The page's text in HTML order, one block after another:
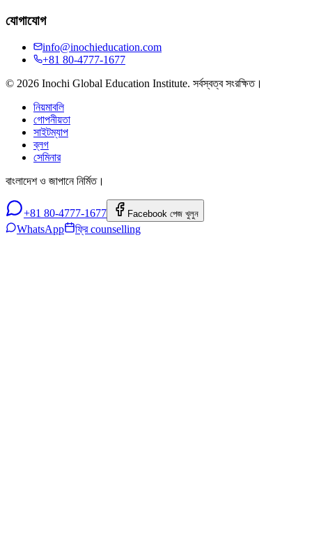
যোগাযোগ
info@inochieducation.com
+81 80-4777-1677
© 2026 Inochi Global Education Institute. সর্বস্বত্ব সংরক্ষিত।
নিয়মাবলি
গোপনীয়তা
সাইটম্যাপ
ব্লগ
সেমিনার
বাংলাদেশ ও জাপানে নির্মিত।
+81 80-4777-1677 Facebook পেজ খুলুন
WhatsApp ফ্রি counselling